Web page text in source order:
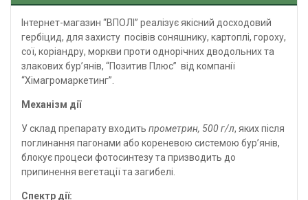
Інтернет-магазин “ВПОЛІ” реалізує якісний досходовий
гербіцид, для захисту посівів соняшнику, картоплі, гороху,
сої, коріандру, моркви проти однорічних дводольних та
злакових бур’янів, “Позитив Плюс” від компанії
“Хімагромаркетинг”.
Механізм дії
У склад препарату входить прометрин, 500 г/л, яких після
поглинання пагонами або кореневою системою бур’янів,
блокує процеси фотосинтезу та призводить до
припинення вегетації та загибелі.
Спектр дії: